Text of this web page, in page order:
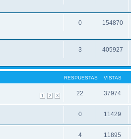
0 154870
3 405927
RESPUESTAS VISTAS
1 2 3 22 37974
0 11429
4 11895